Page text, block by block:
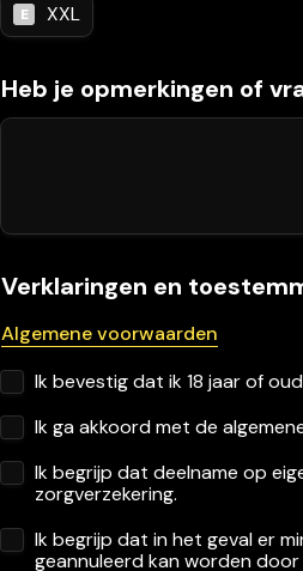
E XXL
Heb je opmerkingen of
Verklaringen en
Algemene voorwaarden
Ik bevestig dat ik 18 jaar of
Ik ga akkoord met de
Ik begrijp dat deelname op
zorgverzekering.
Ik begrijp dat in het geval er
geannuleerd kan worden door